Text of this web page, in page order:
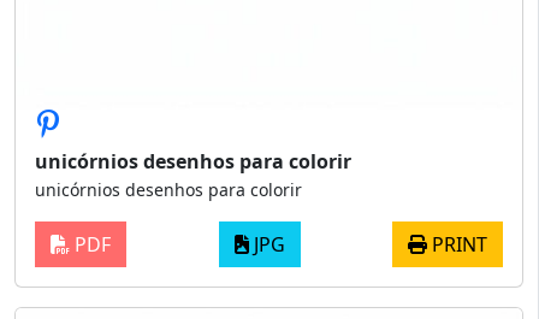
unicórnios desenhos para colorir
unicórnios desenhos para colorir
PDF JPG PRINT